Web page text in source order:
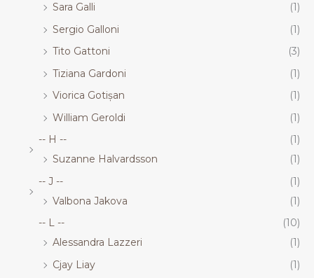
Sara Galli
(1)
Sergio Galloni
(1)
Tito Gattoni
(3)
Tiziana Gardoni
(1)
Viorica Gotișan
(1)
William Geroldi
(1)
-- H --
(1)
Suzanne Halvardsson
(1)
-- J --
(1)
Valbona Jakova
(1)
-- L --
(10)
Alessandra Lazzeri
(1)
Cjay Liay
(1)